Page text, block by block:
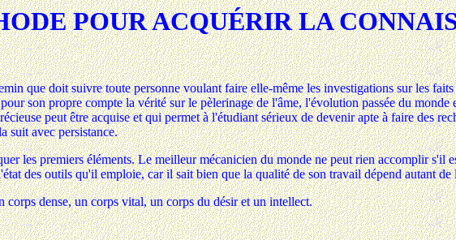
POUR ACQUÉRIR LA
que doit suivre toute personne voulant faire elle-même les investigations sur les
son propre compte la vérité sur le pèlerinage de l'âme, l'évolution passée du
peut être acquise et qui permet à l'étudiant sérieux de devenir apte à faire des
suit avec persistance.
les premiers éléments. Le meilleur mécanicien du monde ne peut rien accomplir s'il
des outils qu'il emploie, car il sait bien que la qualité de son travail dépend autant
corps dense, un corps vital, un corps du désir et un intellect.